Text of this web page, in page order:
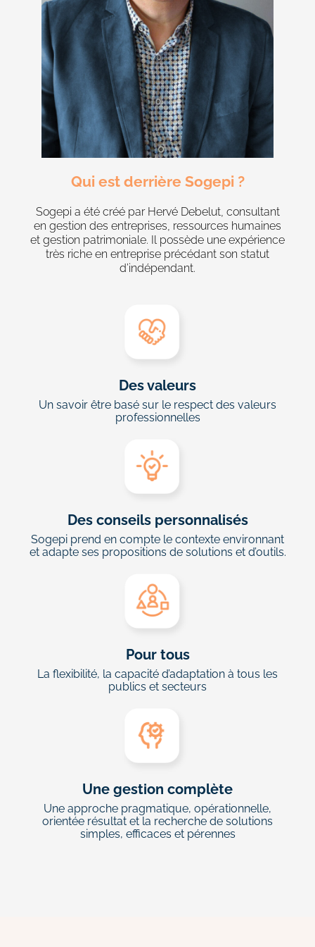
Qui est derrière Sogepi ?
Sogepi a été créé par Hervé Debelut, consultant
en gestion des entreprises, ressources humaines
et gestion patrimoniale. Il possède une expérience
très riche en entreprise précédant son statut
d’indépendant.
Des valeurs
Un savoir être basé sur le respect des valeurs
professionnelles
Des conseils personnalisés
Sogepi prend en compte le contexte environnant
et adapte ses propositions de solutions et d’outils.
Pour tous
La flexibilité, la capacité d’adaptation à tous les
publics et secteurs
Une gestion complète
Une approche pragmatique, opérationnelle,
orientée résultat et la recherche de solutions
simples, efficaces et pérennes